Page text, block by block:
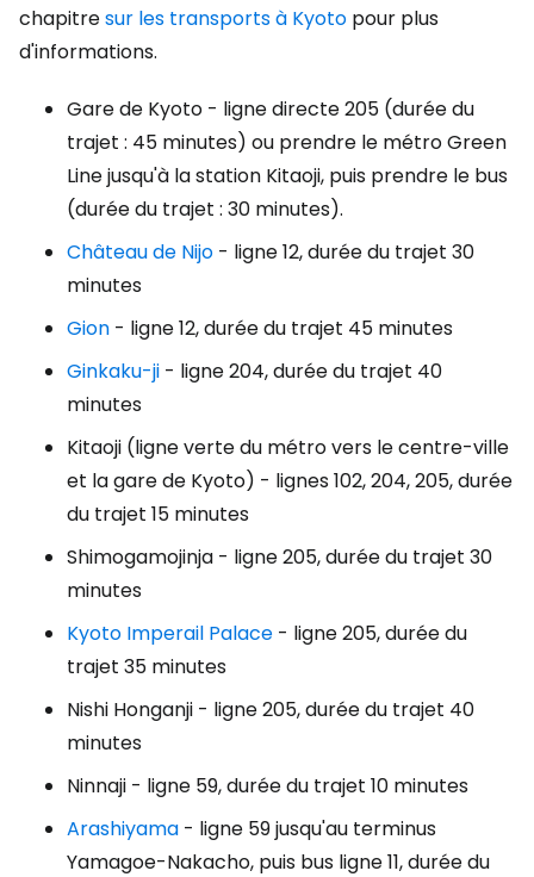
chapitresur les transports à Kyoto pour plus
d'informations.
Gare de Kyoto - ligne directe 205 (durée du
trajet : 45 minutes) ou prendre le métro Green
Line jusqu'à la station Kitaoji, puis prendre le bus
(durée du trajet : 30 minutes).
Château de Nijo - ligne 12, durée du trajet 30
minutes
Gion - ligne 12, durée du trajet 45 minutes
Ginkaku-ji - ligne 204, durée du trajet 40
minutes
Kitaoji (ligne verte du métro vers le centre-ville
et la gare de Kyoto) - lignes 102, 204, 205, durée
du trajet 15 minutes
Shimogamojinja - ligne 205, durée du trajet 30
minutes
Kyoto Imperail Palace - ligne 205, durée du
trajet 35 minutes
Nishi Honganji - ligne 205, durée du trajet 40
minutes
Ninnaji - ligne 59, durée du trajet 10 minutes
Arashiyama - ligne 59 jusqu'au terminus
Yamagoe-Nakacho, puis bus ligne 11, durée du